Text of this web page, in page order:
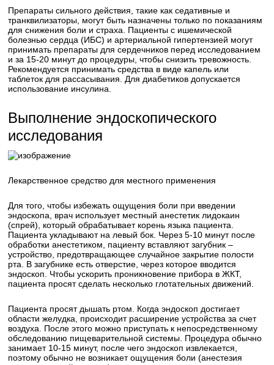
Препараты сильного действия, такие как седативные и
транквилизаторы, могут быть назначены только по показаниям
для снижения боли и страха. Пациенты с ишемической
болезнью сердца (ИБС) и артериальной гипертензией могут
принимать препараты для сердечников перед исследованием
и за 15-20 минут до процедуры, чтобы снизить тревожность.
Рекомендуется принимать средства в виде капель или
таблеток для рассасывания. Для диабетиков допускается
использование инсулина.
Выполнение эндоскопического
исследования
Лекарственное средство для местного применения
Для того, чтобы избежать ощущения боли при введении
эндоскопа, врач использует местный анестетик лидокаин
(спрей), который обрабатывает корень языка пациента.
Пациента укладывают на левый бок. Через 5-10 минут после
обработки анестетиком, пациенту вставляют загубник –
устройство, предотвращающее случайное закрытие полости
рта. В загубнике есть отверстие, через которое вводится
эндоскоп. Чтобы ускорить проникновение прибора в ЖКТ,
пациента просят сделать несколько глотательных движений.
Пациента просят дышать ртом. Когда эндоскоп достигает
области желудка, происходит расширение устройства за счет
воздуха. После этого можно приступать к непосредственному
обследованию пищеварительной системы. Процедура обычно
занимает 10-15 минут, после чего эндоскоп извлекается,
поэтому обычно не возникает ощущения боли (анестезия